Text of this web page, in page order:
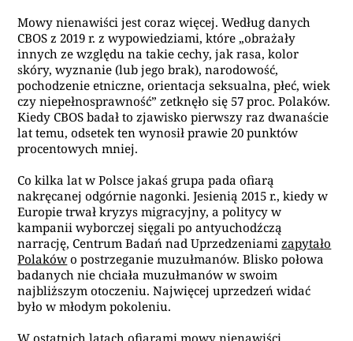
Mowy nienawiści jest coraz więcej. Według danych
CBOS z 2019 r. z wypowiedziami, które „obrażały
innych ze względu na takie cechy, jak rasa, kolor
skóry, wyznanie (lub jego brak), narodowość,
pochodzenie etniczne, orientacja seksualna, płeć, wiek
czy niepełnosprawność” zetknęło się 57 proc. Polaków.
Kiedy CBOS badał to zjawisko pierwszy raz dwanaście
lat temu, odsetek ten wynosił prawie 20 punktów
procentowych mniej.
Co kilka lat w Polsce jakaś grupa pada ofiarą
nakręcanej odgórnie nagonki. Jesienią 2015 r., kiedy w
Europie trwał kryzys migracyjny, a politycy w
kampanii wyborczej sięgali po antyuchodźczą
narrację, Centrum Badań nad Uprzedzeniamizapytało
Polaków o postrzeganie muzułmanów. Blisko połowa
badanych nie chciała muzułmanów w swoim
najbliższym otoczeniu. Najwięcej uprzedzeń widać
było w młodym pokoleniu.
W ostatnich latach ofiarami mowy nienawiści